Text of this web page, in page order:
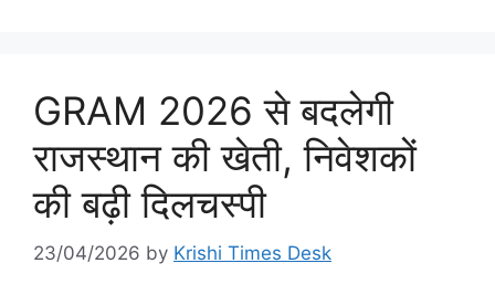
GRAM 2026 से बदलेगी
राजस्थान की खेती, निवेशकों
की बढ़ी दिलचस्पी
23/04/2026 by Krishi Times Desk